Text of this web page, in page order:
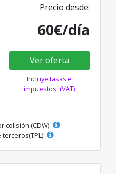
Precio desde:
60€/día
Ver oferta
Incluye tasas e
impuestos. (VAT)
colisión (CDW)